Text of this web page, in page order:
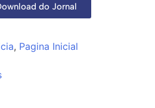
do Jornal
, Pagina Inicial